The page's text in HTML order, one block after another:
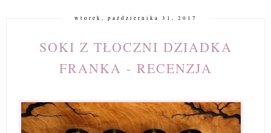
wtorek, października 31, 2017
SOKI Z TŁOCZNI DZIADKA
FRANKA - RECENZJA